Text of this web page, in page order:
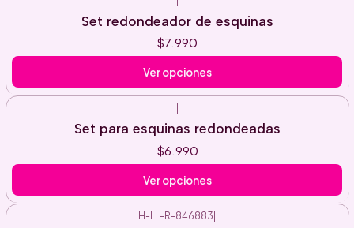
Set redondeador de esquinas
$7.990
Ver opciones
Set para esquinas redondeadas
$6.990
Ver opciones
H-LL-R-846883